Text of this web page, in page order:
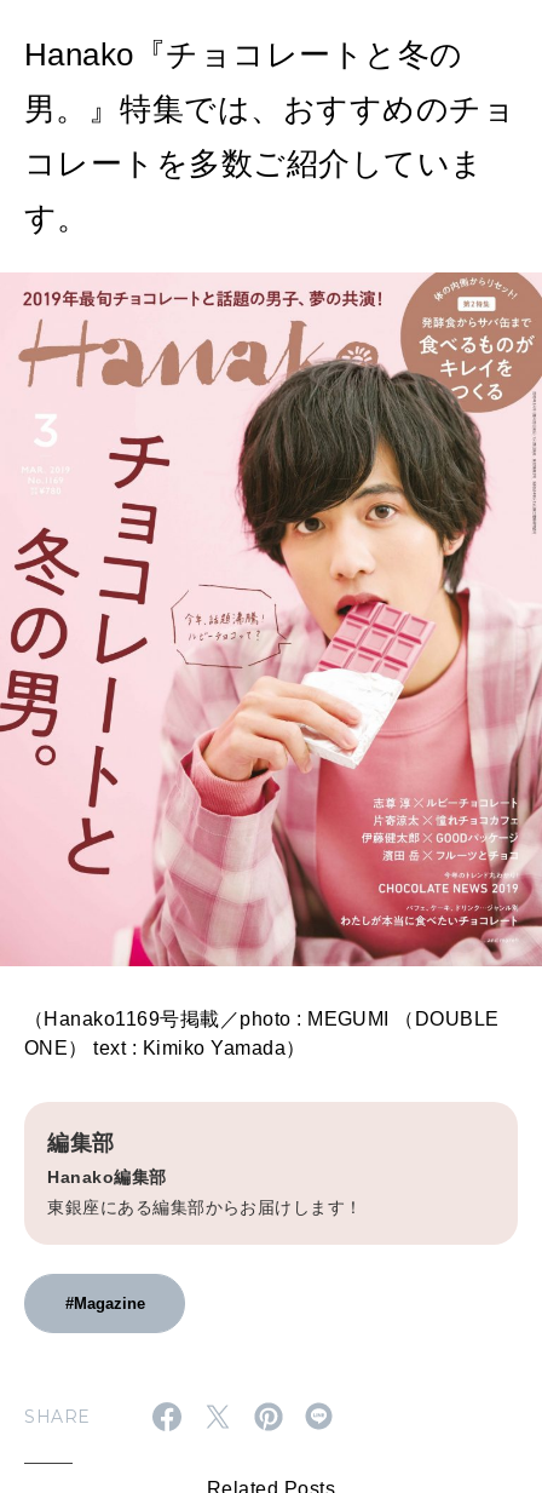
Hanako『チョコレートと冬の
男。』特集では、おすすめのチョ
コレートを多数ご紹介していま
す。
（Hanako1169号掲載／photo : MEGUMI （DOUBLE
ONE） text : Kimiko Yamada）
編集部
Hanako編集部
東銀座にある編集部からお届けします！
#Magazine
SHARE
Related Posts